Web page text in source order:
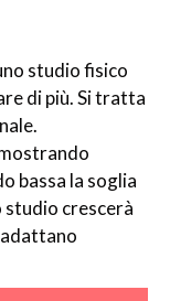
studio fisico
di più. Si tratta
bassa la soglia
studio crescerà